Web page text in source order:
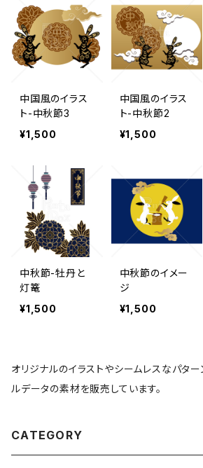
中国風のイラス
ト-中秋節3
¥1,500
中国風のイラス
ト-中秋節2
¥1,500
中秋節-牡丹と
灯篭
¥1,500
中秋節のイメー
ジ
¥1,500
オリジナルのイラストやシームレスなパター
ルデータの素材を販売しています。
CATEGORY